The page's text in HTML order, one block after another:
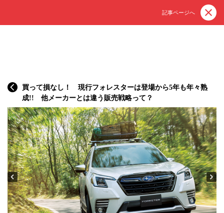
記事ページへ
買って損なし！ 現行フォレスターは登場から5年も年々熟
成!! 他メーカーとは違う販売戦略って？